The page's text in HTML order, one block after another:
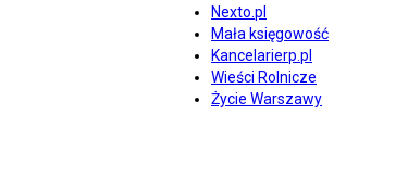
Nexto.pl
Mała księgowość
Kancelarierp.pl
Wieści Rolnicze
Życie Warszawy